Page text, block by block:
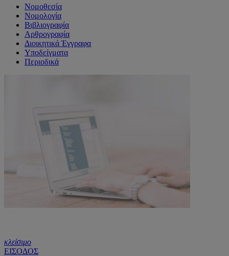
Νομοθεσία
Νομολογία
Βιβλιογραφία
Αρθρογραφία
Διοικητικά Έγγραφα
Υποδείγματα
Περιοδικά
κλείσιμο
ΕΙΣΟΔΟΣ